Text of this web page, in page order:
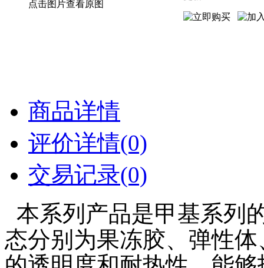
点击图片查看原图
商品详情
评价详情(0)
交易记录(0)
本系列产品是甲基系列
态分别为果冻胶、弹性